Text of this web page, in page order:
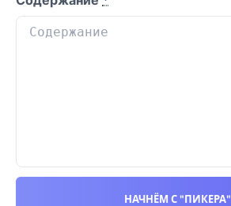
НАЧНЁМ С "ПИКЕРА"